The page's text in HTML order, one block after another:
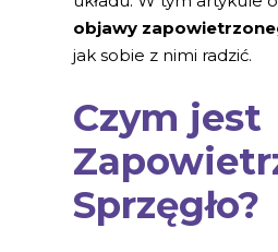
objawy
jak sobie z nimi radzić.
Czym jest
Sprzęgło?